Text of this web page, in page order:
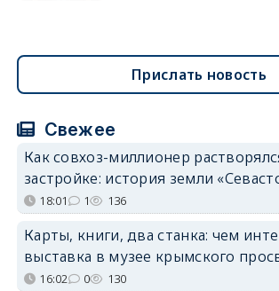
Прислать новость
Свежее
Как совхоз-миллионер
застройке: история земли
18:01 1 136
Карты, книги, два станка: чем
выставка в музее крымского
16:02 0 130